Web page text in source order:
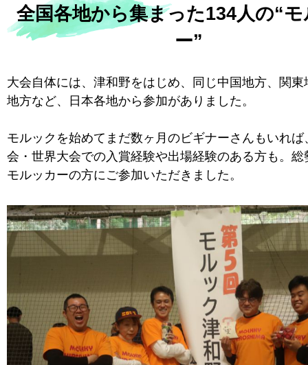
全国各地から集まった134人の“
ー”
大会自体には、津和野をはじめ、同じ中国地方、関東
地方など、日本各地から参加がありました。
モルックを始めてまだ数ヶ月のビギナーさんもいれば
会・世界大会での入賞経験や出場経験のある方も。総
モルッカーの方にご参加いただきました。